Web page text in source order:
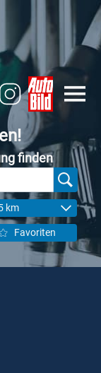
finden
km
Favoriten